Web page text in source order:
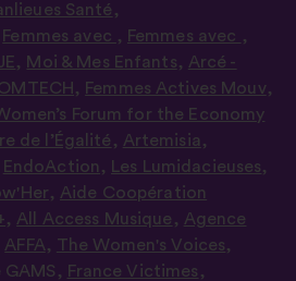
Santé ,
Femmes avec , Femmes avec ,
, Moi & Mes Enfants, Arcé -
, Femmes Actives Mouv,
Forum for the Economy
de l’Égalité , Artemisia ,
EndoAction , Les Lumidacieuses,
, Aide Coopération
, All Access Musique , Agence
AFFA, The Women's Voices,
, France Victimes ,